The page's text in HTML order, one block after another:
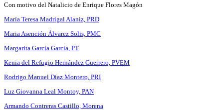
Con motivo del Natalicio de Enrique Flores Magón
María Teresa Madrigal Alaniz, PRD
Maria Asención Álvarez Solis, PMC
Margarita García García, PT
Kenia del Refugio Hernández Guerrero, PVEM
Rodrigo Manuel Díaz Montero, PRI
Luz Giovanna Leal Montoy, PAN
Armando Contreras Castillo, Morena